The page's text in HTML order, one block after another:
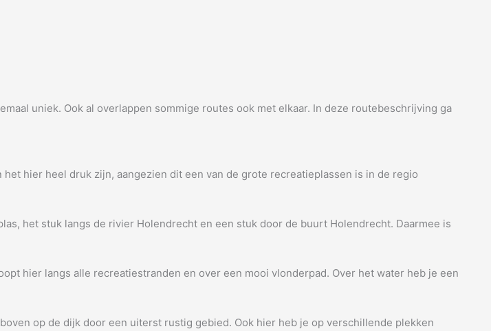
uniek. Ook al overlappen sommige routes ook met elkaar. In deze routebeschrijving ga
hier heel druk zijn, aangezien dit een van de grote recreatieplassen is in de regio
het stuk langs de rivier Holendrecht en een stuk door de buurt Holendrecht. Daarmee is
hier langs alle recreatiestranden en over een mooi vlonderpad. Over het water heb je een
op de dijk door een uiterst rustig gebied. Ook hier heb je op verschillende plekken